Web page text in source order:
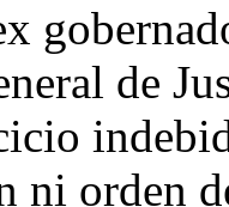
de
ni orden